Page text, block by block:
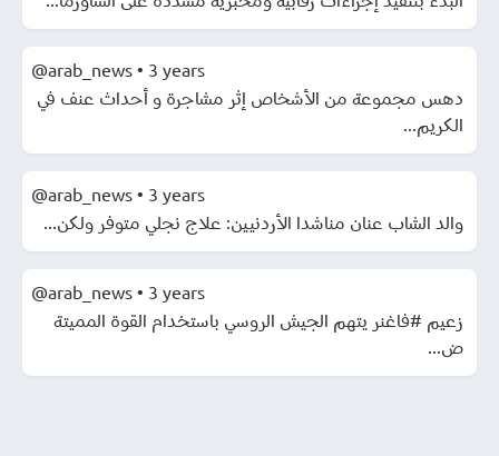
@arab_news • 3 years
دهس مجموعة من الأشخاص إثر مشاجرة و أحداث عنف في
الكريم...
@arab_news • 3 years
والد الشاب عنان مناشدا الأردنيين: علاج نجلي متوفر ولكن...
@arab_news • 3 years
زعيم #فاغنر يتهم الجيش الروسي باستخدام القوة المميتة
ض...